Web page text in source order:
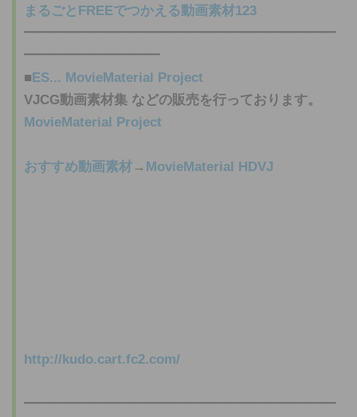
まるごとFREEでつかえる動画素材123
━━━━━━━━━━━━━━━━━━━━━━━
━━━━━━━━━━
■ES... MovieMaterial Project
VJCG動画素材集 などの販売を行っております。
MovieMaterial Project
おすすめ動画素材→ MovieMaterial HDVJ
http://kudo.cart.fc2.com/
━━━━━━━━━━━━━━━━━━━━━━━